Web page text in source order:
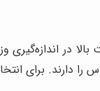
در
دارند. برای